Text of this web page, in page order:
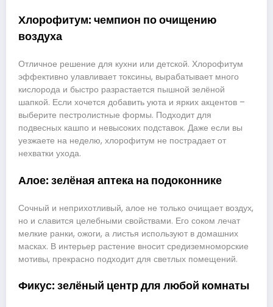
Хлорофитум: чемпион по очищению
воздуха
Отличное решение для кухни или детской. Хлорофитум
эффективно улавливает токсины, вырабатывает много
кислорода и быстро разрастается пышной зелёной
шапкой. Если хочется добавить уюта и ярких акцентов –
выберите пестролистные формы. Подходит для
подвесных кашпо и невысоких подставок. Даже если вы
уезжаете на неделю, хлорофитум не пострадает от
нехватки ухода.
Алое: зелёная аптека на подоконнике
Сочный и неприхотливый, алое не только очищает воздух,
но и славится целебными свойствами. Его соком лечат
мелкие ранки, ожоги, а листья используют в домашних
масках. В интерьер растение вносит средиземноморские
мотивы, прекрасно подходит для светлых помещений.
Фикус: зелёный центр для любой комнаты